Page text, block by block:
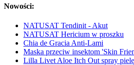
Nowości:
NATUSAT Tendinit - Akut
NATUSAT Hericium w proszku
Chia de Gracia Anti-Lami
Maska przeciw insektom 'Skin
Lilla Livet Aloe Itch Out spray